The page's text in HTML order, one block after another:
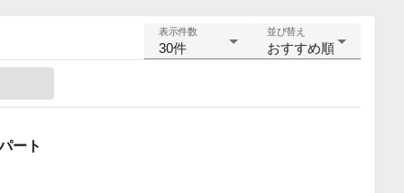
表示件数
30件
並び替え
おすすめ順
ート